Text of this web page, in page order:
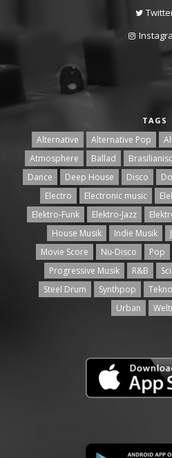
TAGS
Alternative Alternative Pop
Atmosphere
Ballad
Dance
Deep House Disco
Electro
Electronic music
Elektro-Funk
Elektro-Jazz
House Musik
Indie Musik
Movie Score
Nu-Disco Pop
Progressive Musik
R&B
Steel Drum
Synthpop Tekno
Urban